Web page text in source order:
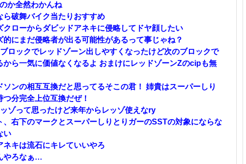
か全然わかんね
ら破舞バイク当たりおすすめ
ローからダビッドアネキに侵略してドヤ顔したい
にまだ侵略者が出る可能性があるって事じゃね？
ロックでレッドゾーン出しやすくなったけど次のブロックで
から一気に価値なくなるよ おまけにレッドゾーンZのcipも無
ンの相互互換だと思ってるそこの君！ 姉貴はスーパーしり
分完全上位互換だぜ！
ゾって思ったけど来年からレッゾ使えなry
、右下のマークとスーパーしりとりガーのSSTの対象にならな
い
キは流石にキレていいやろ
やろなぁ…